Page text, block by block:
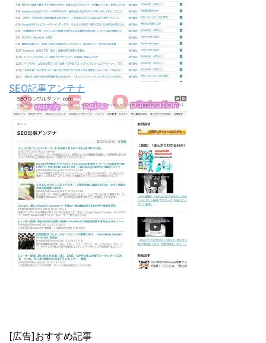
SEO記事アンテナ
[広告]おすすめ記事